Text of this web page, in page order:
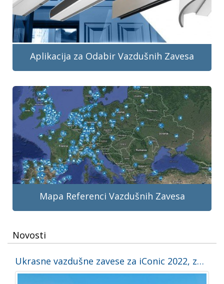
Aplikacija za Odabir Vazdušnih Zavesa
Mapa Referenci Vazdušnih Zavesa
Novosti
Ukrasne vazdušne zavese za iConic 2022, zgradu FIFA na Svetskom prvenstvu u fudbalu u Kataru